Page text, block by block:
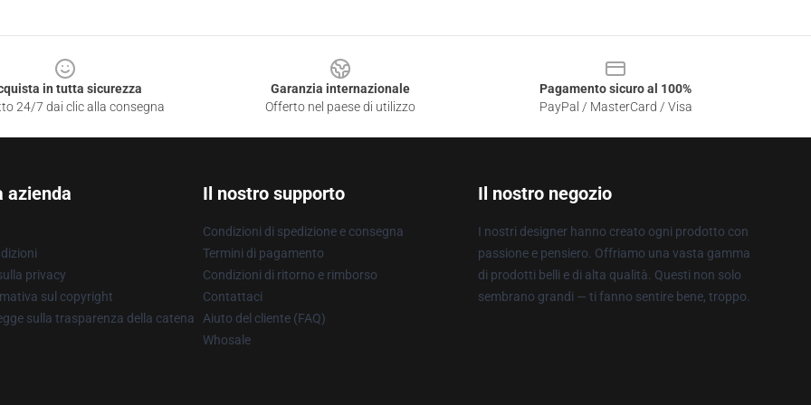
in tutta sicurezza
24/7 dai clic alla consegna
Garanzia internazionale
Offerto nel paese di utilizzo
Pagamento sicuro al 100%
PayPal / MasterCard / Visa
azienda
privacy
sul copyright
sulla trasparenza della catena
Il nostro supporto
Condizioni di spedizione e consegna
Termini di pagamento
Condizioni di ritorno e rimborso
Contattaci
Aiuto del cliente (FAQ)
Whosale
Il nostro negozio
I nostri designer hanno creato ogni prodotto con
passione e pensiero. Offriamo una vasta gamma
di prodotti belli e di alta qualità. Questi non solo
sembrano grandi — ti fanno sentire bene, troppo.